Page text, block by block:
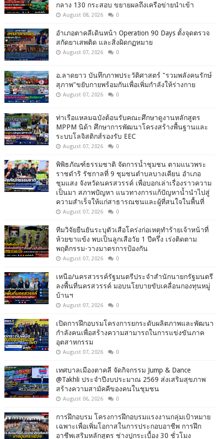
กลาง 130 กระสอบ ขยายผลถึงเครือข่ายนำเข้า
August 08, 2026 0
อำเภอตาคลีเดินหน้า Operation 90 Days ตั้งจุดตรวจ
สกัดยาเสพติด และสิ่งผิดกฏหมาย
August 07, 2026 0
อ.ลาดยาว บันทึกภาพประวัติศาสตร์ "รวมพลังคนรักษ์
สุภาพ"ขยับกายพร้อมกันเพื่อเพิ่มกำลังให้ร่างกาย
August 07, 2026 0
ท่าเรือแหลมฉบังต้อนรับคณะศึกษาดูงานหลักสูตร
MPPM นิด้า ศึกษาการพัฒนาโครงสร้างพื้นฐานและ
ระบบโลจิสติกส์รองรับ EEC
August 07, 2026 0
พิพิธภัณฑ์ธรรมชาติ จัดการน้ำชุมชน ตามแนวพระ
ราชดำริ รัชกาลที่ 9 ชุมชนตำบลบางเคียน อำเภอ
ชุมแสง จังหวัดนครสวรรค์ เพื่อบอกเล่าเรื่องราวความ
เป็นมา สภาพปัญหา แนวทางการแก้ปัญหาน้ำนำไปสู่
ความสำเร็จให้แก่สาธารณชนและผู้ที่สนใจในพื้นที่
August 07, 2026 0
ทีมวิจัยยืนยันระบุตัวเสือโคร่งก่อเหตุทำร้ายเจ้าหน้าที่
ห้วยขาแข้ง พบเป็นลูกเสือวัย 1 ปีครึ่ง เร่งติดตาม
พฤติกรรม-วางมาตรการป้องกัน
August 07, 2026 0
เหนือ/นครสวรรค์รัฐมนตรีประจำสำนักนายกรัฐมนตรี
ลงพื้นที่นครสวรรค์ มอบนโยบายขับเคลื่อนกองทุนหมู่
บ้านฯ
August 07, 2026 0
เปิดการฝึกอบรมโครงการยกระดับผลิตภาพและพัฒนา
กำลังคนเพื่อสร้างความสามารถในการแข่งขันภาค
อุตสาหกรรม
August 07, 2026 0
เทศบาลเมืองตาคลี จัดกิจกรรม Jump & Dance
@Takhli ประจำปีงบประมาณ 2569 ส่งเสริมสุขภาพ
สร้างความสามัคคีของคนในชุมชน
August 06, 2026 0
การฝึกอบรม โครงการฝึกอบรมแรงงานกลุ่มเป้าหมาย
เฉพาะเพื่อเพิ่มโอกาสในการประกอบอาชีพ การฝึก
อาชีพเสริมหลักสูตร ช่างปูกระเบื้อง 30 ชั่วโมง